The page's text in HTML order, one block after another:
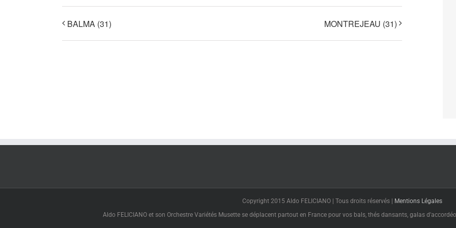
BALMA (31) MONTREJEAU (31)
Copyright 2015 Aldo FELICIANO | Tous droits réservés |
Mentions Légales
Aldo FELICIANO et son Orchestre Variétés Musette se déplacent partout en France pour vos bals, thés dansants, galas